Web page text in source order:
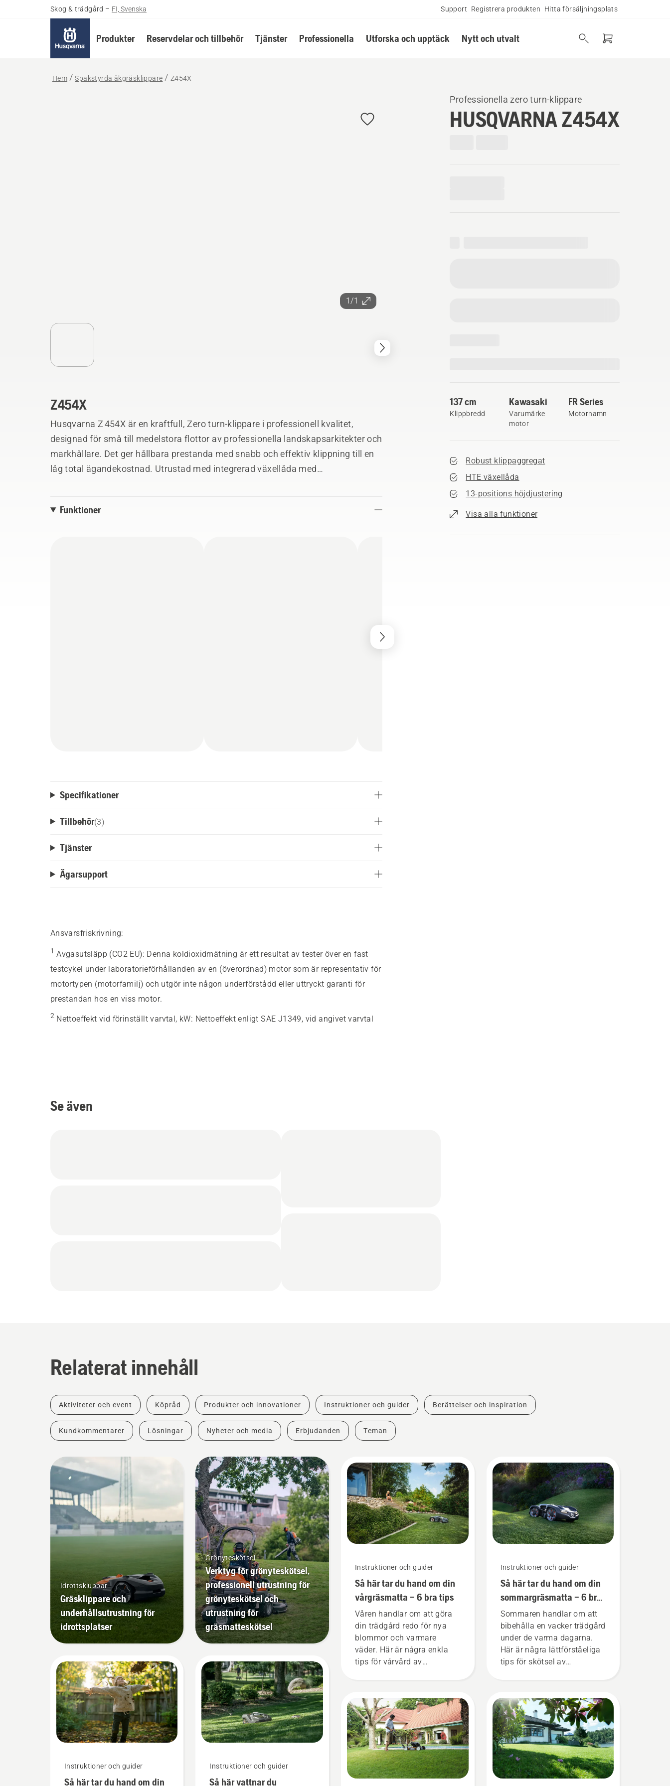
Skog & trädgård – FI, Svenska Support Registrera produkten Hitta försäljningsplats
Produkter Reservdelar och tillbehör Tjänster Professionella Utforska och upptäck Nytt och utvalt
Hem Spakstyrda åkgräsklippare Z454X
1/1
Professionella zero turn-klippare
HUSQVARNA Z454X
137 cm
Klippbredd
Kawasaki
Varumärke
motor
FR Series
Motornamn
Robust klippaggregat
HTE växellåda
13-positions höjdjustering
Visa alla funktioner
Z454X
Husqvarna Z 454X är en kraftfull, Zero turn-klippare i professionell kvalitet,
designad för små till medelstora flottor av professionella landskapsarkitekter och
markhållare. Det ger hållbara prestanda med snabb och effektiv klippning till en
låg total ägandekostnad. Utrustad med integrerad växellåda med
klippaggregat. Skärbredd 137 cm. Sidoutkast med mulch-alternativ.
Funktioner
Specifikationer
Tillbehör(3)
Tjänster
Ägarsupport
Ansvarsfriskrivning:
1 Avgasutsläpp (CO2 EU): Denna koldioxidmätning är ett resultat av tester över en fast
testcykel under laboratorieförhållanden av en (överordnad) motor som är representativ för
motortypen (motorfamilj) och utgör inte någon underförstådd eller uttryckt garanti för
prestandan hos en viss motor.
2 Nettoeffekt vid förinställt varvtal, kW: Nettoeffekt enligt SAE J1349, vid angivet varvtal
Se även
Relaterat innehåll
Aktiviteter och event Köpråd Produkter och innovationer Instruktioner och guider Berättelser och inspiration
Kundkommentarer Lösningar Nyheter och media Erbjudanden Teman
Idrottsklubbar
Gräsklippare och
underhållsutrustning för
idrottsplatser
Instruktioner och guider
Så här tar du hand om din
Grönyteskötsel
Verktyg för grönyteskötsel,
professionell utrustning för
grönyteskötsel och
utrustning för
gräsmatteskötsel
Instruktioner och guider
Så här vattnar du
Instruktioner och guider
Så här tar du hand om din
vårgräsmatta – 6 bra tips
Våren handlar om att göra
din trädgård redo för nya
blommor och varmare
väder. Här är några enkla
tips för vårvård av
gräsmatta är i bästa möjliga
form när gräset börjar växa
igen. För att du ska få den
rätta känslan ska du först ta
en titt på våra viktigaste tips
under hela säsongen för en
fortsatt hälsosam och frodig
gräsmatta.
Instruktioner och guider
Så här tar du hand om din
sommargräsmatta – 6 bra
tips
Sommaren handlar om att
bibehålla en vacker trädgård
under de varma dagarna.
Här är några lättförståeliga
tips för skötsel av
må bra under de varmare
dagarna. För att du ska få
den rätta känslan ska du
först ta en titt på våra
viktigaste tips under hela
säsongen för en fortsatt
hälsosam och frodig
gräsmatta.